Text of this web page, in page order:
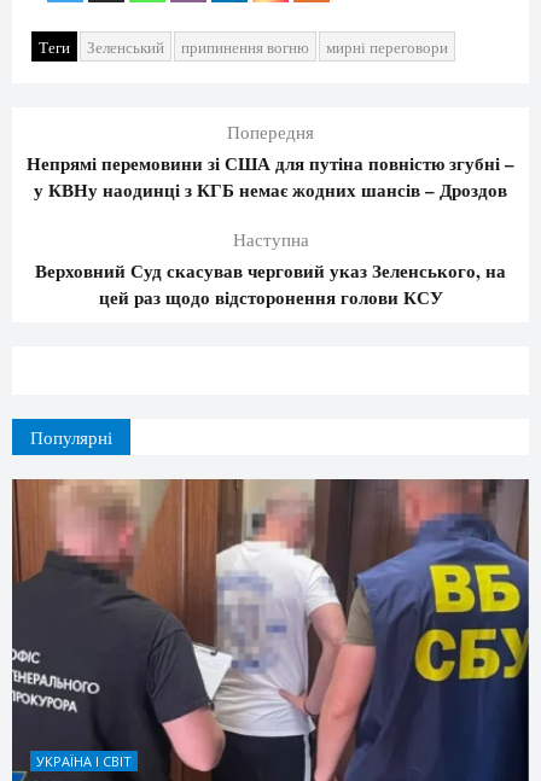
Теги Зеленський припинення вогню мирні переговори
Попередня
Непрямі перемовини зі США для путіна повністю згубні –
у КВНу наодинці з КГБ немає жодних шансів – Дроздов
Наступна
Верховний Суд скасував черговий указ Зеленського, на
цей раз щодо відсторонення голови КСУ
Популярні
УКРАЇНА І СВІТ